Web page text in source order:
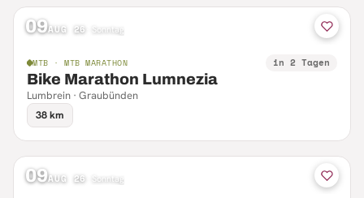
09AUG 26 Sonntag
MTB · MTB MARATHON in 2 Tagen
Bike Marathon Lumnezia
Lumbrein · Graubünden
38 km
09AUG 26 Sonntag